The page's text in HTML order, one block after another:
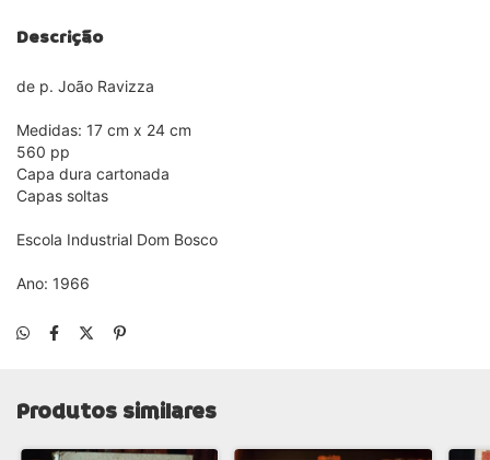
Descrição
de p. João Ravizza
Medidas: 17 cm x 24 cm
560 pp
Capa dura cartonada
Capas soltas
Escola Industrial Dom Bosco
Ano: 1966
Produtos similares